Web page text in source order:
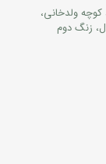
کوچه ولدخانی،